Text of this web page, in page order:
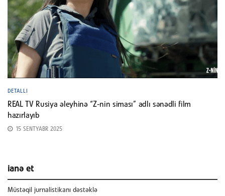
DETALLI
REAL TV Rusiya əleyhinə “Z-nin siması” adlı sənədli film
hazırlayıb
15 SENTYABR 2025
ianə et
Müstəqil jurnalistikanı dəstəklə